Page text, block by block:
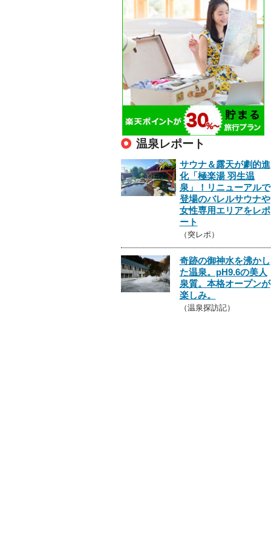
温泉レポート
サウナ＆露天が劇的進
化「極楽湯 羽生温
泉」！リニューアルで
登場のバレルサウナや
女性専用エリアをレポ
ート
（突レポ）
奇跡の御神水を沸かし
た温泉。pH9.6の美人
泉質。本格オープンが
楽しみ。
（温泉探訪記）